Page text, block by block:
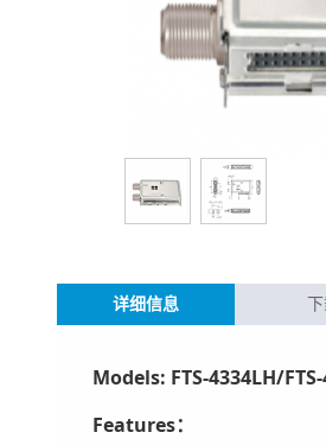
详细信息
Models: FTS-4334LH/
Features：